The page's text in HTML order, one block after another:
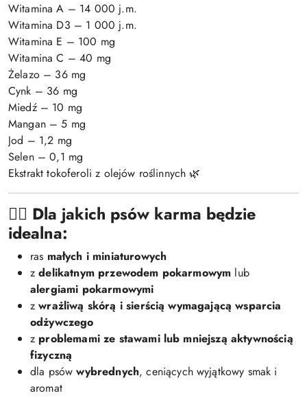
Witamina A – 14 000 j.m.
Witamina D3 – 1 000 j.m.
Witamina E – 100 mg
Witamina C – 40 mg
Żelazo – 36 mg
Cynk – 36 mg
Miedź – 10 mg
Mangan – 5 mg
Jod – 1,2 mg
Selen – 0,1 mg
Ekstrakt tokoferoli z olejów roślinnych 🌿
🐕‍🦺 Dla jakich psów karma będzie
idealna:
ras małych i miniaturowych
zdelikatnym przewodem pokarmowym lub
alergiami pokarmowymi
zwrażliwą skórą i sierścią wymagającą wsparcia
odżywczego
z problemami ze stawami lub mniejszą aktywnością
fizyczną
dla psówwybrednych, ceniących wyjątkowy smak i
aromat